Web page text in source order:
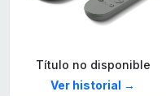
Título no disponible
Ver historial →